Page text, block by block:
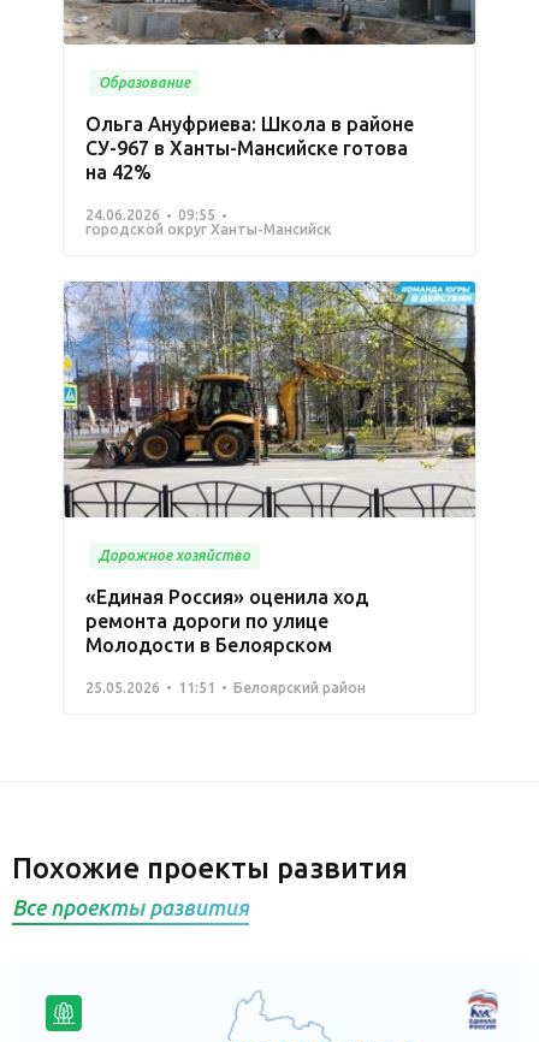
Образование
Ольга Ануфриева: Школа в районе
СУ-967 в Ханты-Мансийске готова
на 42%
24.06.2026
09:55
городской округ Ханты-Мансийск
Дорожное хозяйство
«Единая Россия» оценила ход
ремонта дороги по улице
Молодости в Белоярском
25.05.2026 11:51 Белоярский район
Похожие проекты развития
Все проекты развития